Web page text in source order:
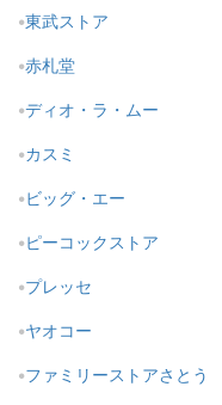
東武ストア
赤札堂
ディオ・ラ・ムー
カスミ
ビッグ・エー
ピーコックストア
プレッセ
ヤオコー
ファミリーストアさとう